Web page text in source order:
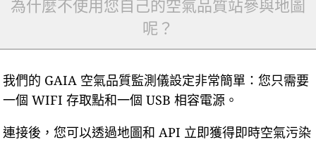
為什麼不使用您自己的空氣品質站參與地圖
呢？
我們的 GAIA 空氣品質監測儀設定非常簡單：您只需要
一個 WIFI 存取點和一個 USB 相容電源。
連接後，您可以透過地圖和 API 立即獲得即時空氣污染